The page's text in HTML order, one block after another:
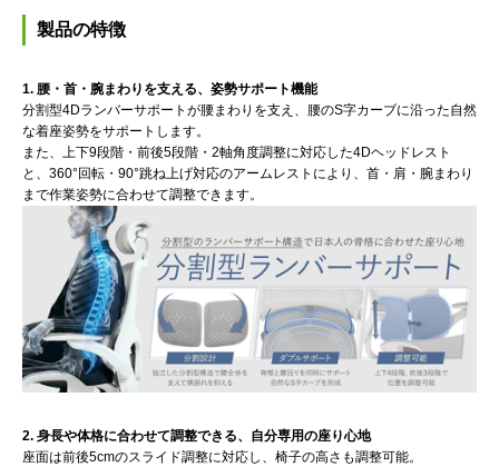
製品の特徴
1. 腰・首・腕まわりを支える、姿勢サポート機能
分割型4Dランバーサポートが腰まわりを支え、腰のS字カーブに沿った自然
な着座姿勢をサポートします。
また、上下9段階・前後5段階・2軸角度調整に対応した4Dヘッドレスト
と、360°回転・90°跳ね上げ対応のアームレストにより、首・肩・腕まわり
まで作業姿勢に合わせて調整できます。
2. 身長や体格に合わせて調整できる、自分専用の座り心地
座面は前後5cmのスライド調整に対応し、椅子の高さも調整可能。